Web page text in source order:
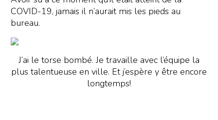
COVID-19, jamais il n’aurait mis les pieds au
bureau.
J’ai le torse bombé. Je travaille avec l’équipe la
plus talentueuse en ville. Et j’espère y être encore
longtemps!